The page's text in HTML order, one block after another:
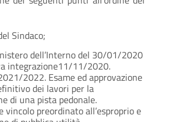
Sindaco;
dell’Interno del 30/01/2020
integrazione11/11/2020.
2022. Esame ed approvazione
dei lavori per la
di una pista pedonale.
vincolo preordinato all’esproprio e